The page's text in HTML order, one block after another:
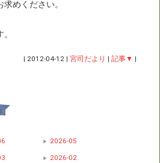
2026-05
2026-02
めください。
| 2012-04-12 |宮司だより |記事▼ |